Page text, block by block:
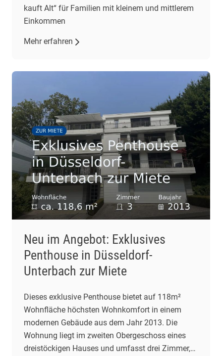
kauft Alt“ für Familien mit kleinem und mittlerem
Einkommen
Mehr erfahren
Neu im Angebot: Exklusives
Penthouse in Düsseldorf-
Unterbach zur Miete
Dieses exklusive Penthouse bietet auf 118m²
Wohnfläche höchsten Wohnkomfort in einem
modernen Gebäude aus dem Jahr 2013. Die
Wohnung liegt im zweiten Obergeschoss eines
dreistöckigen Hauses und umfasst drei Zimmer,